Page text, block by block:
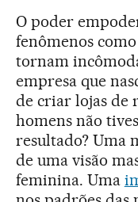
O poder
fenômenos
tornam
empresa que
de criar lojas de
homens não
resultado? Uma
de uma visão
feminina. Uma